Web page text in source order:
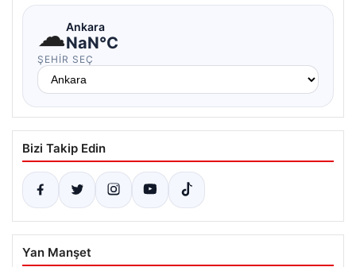
☁Ankara
NaN°C
ŞEHIR SEÇ
Bizi Takip Edin
Yan Manşet